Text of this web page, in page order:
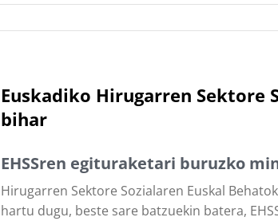
Euskadiko Hirugarren Sektore
bihar
EHSSren egituraketari buruzko
Hirugarren Sektore Sozialaren Euskal
hartu dugu, beste sare batzuekin batera,